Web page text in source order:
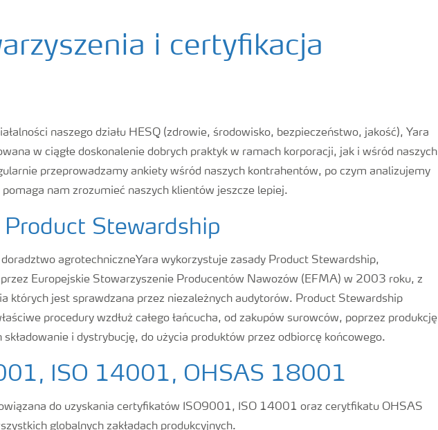
i certyfikacja
naszego działu HESQ (zdrowie, środowisko, bezpieczeństwo, jakość), Yara
w ciągłe doskonalenie dobrych praktyk w ramach korporacji, jak i wśród naszych
przeprowadzamy ankiety wśród naszych kontrahentów, po czym analizujemy
pomaga nam zrozumieć naszych klientów jeszcze lepiej.
Product Stewardship
agrotechniczneYara wykorzystuje zasady Product Stewardship,
Europejskie Stowarzyszenie Producentów Nawozów (EFMA) w 2003 roku, z
których jest sprawdzana przez niezależnych audytorów. Product Stewardship
procedury wzdłuż całego łańcucha, od zakupów surowców, poprzez produkcję
składowanie i dystrybucję, do użycia produktów przez odbiorcę końcowego.
ISO 14001, OHSAS 18001
do uzyskania certyfikatów ISO9001, ISO 14001 oraz cerytfikatu OHSAS
globalnych zakładach produkcyjnych.